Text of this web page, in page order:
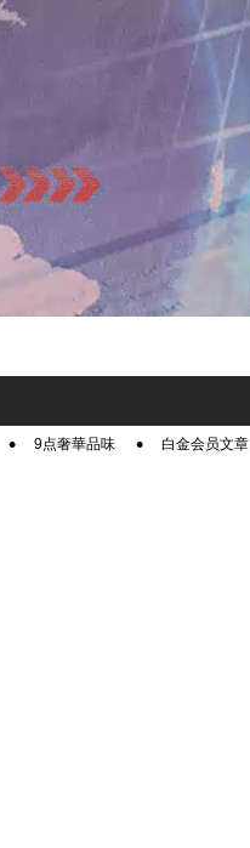
9点奢華品味 白金会员文章